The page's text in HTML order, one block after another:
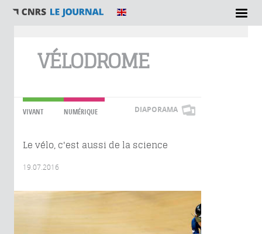
VÉLODROME
VIVANT NUMÉRIQUE DIAPORAMA
Le vélo, c'est aussi de la science
19.07.2016